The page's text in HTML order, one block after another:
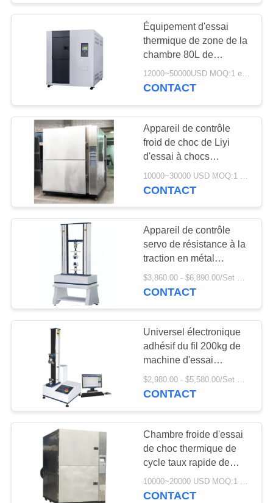
machine
imperméable
d'essai
Chambre d'essai de
stabilité de drogue
4
Chambre de essai
de batterie
20
Équipement d'essai
thermique de zone de la
chambre 80L de
recyclage thermique
d'écran tactile de LIYI 3
12000~50000USD MOQ:1 ensemble
CONTACT
Appareil de contrôle
froid de choc de Liyi
d'essai à chocs
d'instruments
thermiques froids
CONTACT
Appareil de contrôle
servo de résistance à la
traction en métal
d'appareillage
d'équipement d'essais
CONTACT
Universel électronique
adhésif du fil 200kg de
machine d'essai
d'appareil de contrôle de
LIYI 1kn pliant
$2,980.00 - $5,580.00/Set MOQ:1
CONTACT
Chambre froide d'essai
de choc thermique de
cycle taux rapide de
résistance de stabilité de
LIYI
10000~20000 USD MOQ:1 ensemble
CONTACT